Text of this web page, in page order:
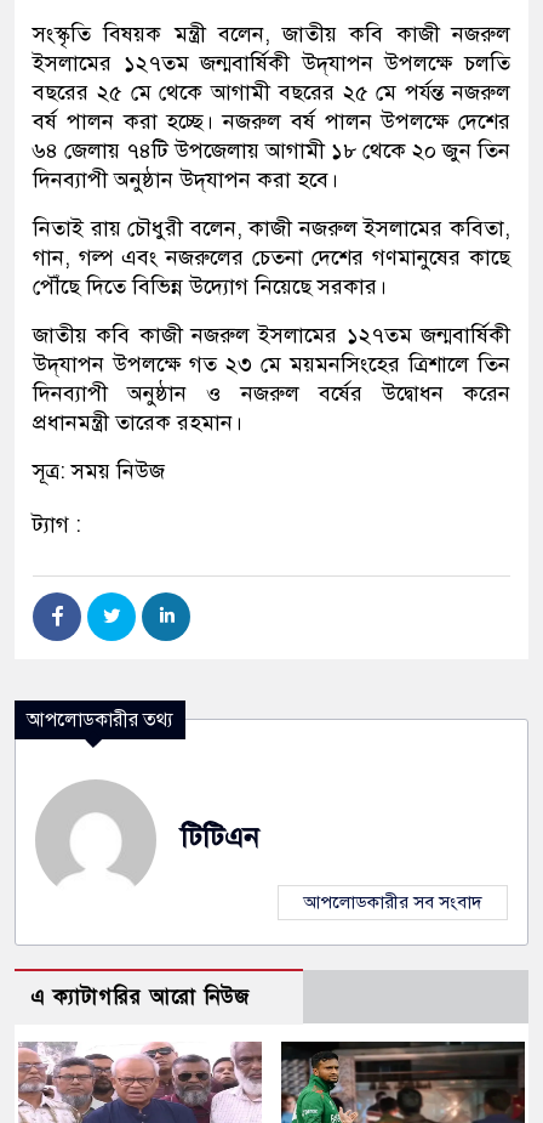
সংস্কৃতি বিষয়ক মন্ত্রী বলেন, জাতীয় কবি কাজী নজরুল
ইসলামের ১২৭তম জন্মবার্ষিকী উদ্‌যাপন উপলক্ষে চলতি
বছরের ২৫ মে থেকে আগামী বছরের ২৫ মে পর্যন্ত নজরুল
বর্ষ পালন করা হচ্ছে। নজরুল বর্ষ পালন উপলক্ষে দেশের
৬৪ জেলায় ৭৪টি উপজেলায় আগামী ১৮ থেকে ২০ জুন তিন
দিনব্যাপী অনুষ্ঠান উদ্‌যাপন করা হবে।
নিতাই রায় চৌধুরী বলেন, কাজী নজরুল ইসলামের কবিতা,
গান, গল্প এবং নজরুলের চেতনা দেশের গণমানুষের কাছে
পৌঁছে দিতে বিভিন্ন উদ্যোগ নিয়েছে সরকার।
জাতীয় কবি কাজী নজরুল ইসলামের ১২৭তম জন্মবার্ষিকী
উদ্‌যাপন উপলক্ষে গত ২৩ মে ময়মনসিংহের ত্রিশালে তিন
দিনব্যাপী অনুষ্ঠান ও নজরুল বর্ষের উদ্বোধন করেন
প্রধানমন্ত্রী তারেক রহমান।
সূত্র: সময় নিউজ
ট্যাগ :
আপলোডকারীর তথ্য
টিটিএন
আপলোডকারীর সব সংবাদ
এ ক্যাটাগরির আরো নিউজ